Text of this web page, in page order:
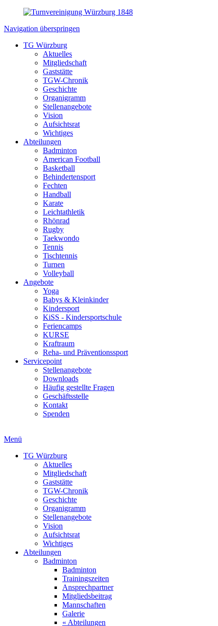
Navigation überspringen
TG Würzburg
Aktuelles
Mitgliedschaft
Gaststätte
TGW-Chronik
Geschichte
Organigramm
Stellenangebote
Vision
Aufsichtsrat
Wichtiges
Abteilungen
Badminton
American Football
Basketball
Behindertensport
Fechten
Handball
Karate
Leichtathletik
Rhönrad
Rugby
Taekwondo
Tennis
Tischtennis
Turnen
Volleyball
Angebote
Yoga
Babys & Kleinkinder
Kindersport
KiSS - Kindersportschule
Feriencamps
KURSE
Kraftraum
Reha- und Präventionssport
Servicepoint
Stellenangebote
Downloads
Häufig gestellte Fragen
Geschäftsstelle
Kontakt
Spenden
Menü
TG Würzburg
Aktuelles
Mitgliedschaft
Gaststätte
TGW-Chronik
Geschichte
Organigramm
Stellenangebote
Vision
Aufsichtsrat
Wichtiges
Abteilungen
Badminton
Badminton
Trainingszeiten
Ansprechpartner
Mitgliedsbeitrag
Mannschaften
Galerie
« Abteilungen